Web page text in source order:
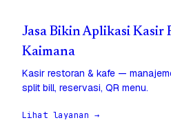
Jasa Bikin Aplikasi Kasir
Kaimana
Kasir restoran & kafe —
split bill, reservasi, QR menu.
Lihat layanan →